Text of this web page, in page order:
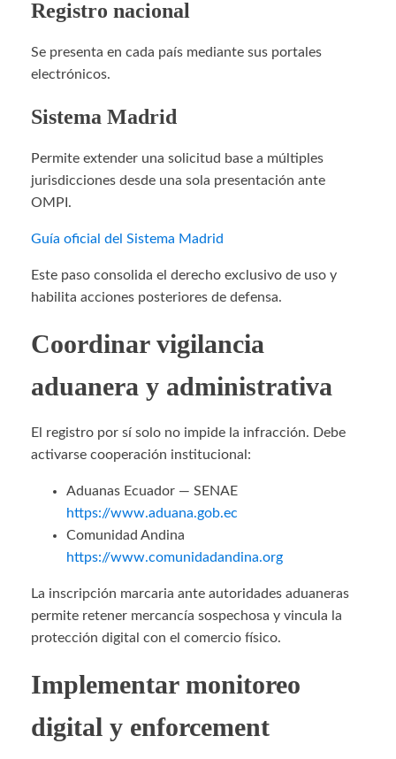
Registro nacional
Se presenta en cada país mediante sus portales
electrónicos.
Sistema Madrid
Permite extender una solicitud base a múltiples
jurisdicciones desde una sola presentación ante
OMPI.
Guía oficial del Sistema Madrid
Este paso consolida el derecho exclusivo de uso y
habilita acciones posteriores de defensa.
Coordinar vigilancia
aduanera y administrativa
El registro por sí solo no impide la infracción. Debe
activarse cooperación institucional:
Aduanas Ecuador — SENAE
https://www.aduana.gob.ec
Comunidad Andina
https://www.comunidadandina.org
La inscripción marcaria ante autoridades aduaneras
permite retener mercancía sospechosa y vincula la
protección digital con el comercio físico.
Implementar monitoreo
digital y enforcement